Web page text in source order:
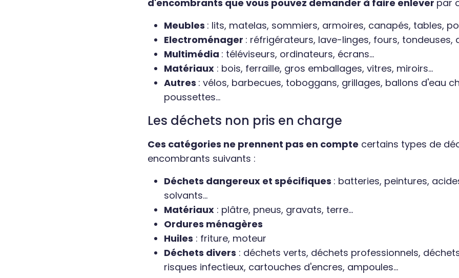
d'encombrants que vous pouvez demander à faire enlever par
Meubles : lits, matelas, sommiers, armoires, canapés, tables,
Electroménager : réfrigérateurs, lave-linges, fours, tondeuses,
Multimédia : téléviseurs, ordinateurs, écrans...
Matériaux : bois, ferraille, gros emballages, vitres, miroirs...
Autres : vélos, barbecues, toboggans, grillages, ballons d'eau
poussettes...
Les déchets non pris en charge
Ces catégories ne prennent pas en compte certains types de
encombrants suivants :
Déchets dangereux et spécifiques : batteries, peintures,
solvants...
Matériaux : plâtre, pneus, gravats, terre...
Ordures ménagères
Huiles : friture, moteur
Déchets divers : déchets verts, déchets professionnels,
risques infectieux, cartouches d'encres, ampoules...